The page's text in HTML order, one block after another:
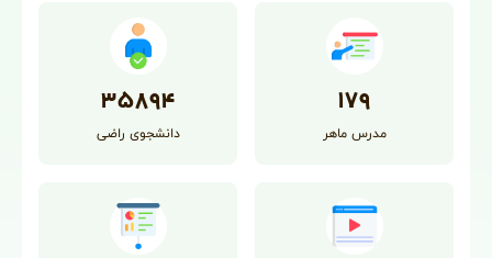
مدرس ماهر
۱۷۹
دانشجوی راضی
۳۵۸۹۴